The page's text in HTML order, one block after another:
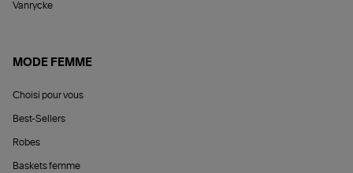
Vanrycke
MODE FEMME
Choisi pour vous
Best-Sellers
Robes
Baskets femme